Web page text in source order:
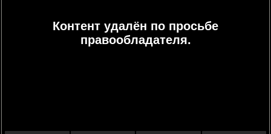
Контент удалён по просьбе
правообладателя.